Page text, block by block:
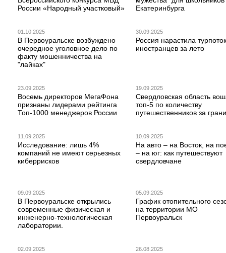
России «Народный участковый»
Екатеринбурга
01.10.2025
В Первоуральске возбуждено
очередное уголовное дело по
факту мошенничества на
"лайках"
30.09.2025
Россия нарастила турпоток
иностранцев за лето
23.09.2025
Восемь директоров МегаФона
признаны лидерами рейтинга
Топ-1000 менеджеров России
19.09.2025
Свердловская область
топ-5 по количеству
путешественников за
11.09.2025
Исследование: лишь 4%
компаний не имеют серьезных
киберрисков
10.09.2025
На авто – на Восток, на
– на юг: как путешествуют
свердловчане
09.09.2025
В Первоуральске открылись
современные физическая и
инженерно-технологическая
лаборатории.
05.09.2025
График отопительного
на территории МО
Первоуральск
02.09.2025 26.08.2025